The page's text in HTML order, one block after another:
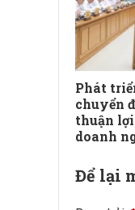
Phát
chuyển
thuận
doanh
Để lại